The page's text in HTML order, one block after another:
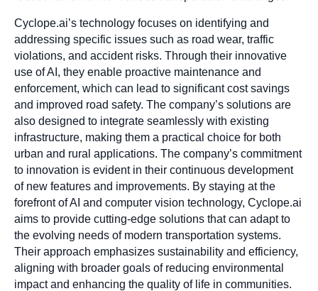
Cyclope.ai’s technology focuses on identifying and
addressing specific issues such as road wear, traffic
violations, and accident risks. Through their innovative
use of AI, they enable proactive maintenance and
enforcement, which can lead to significant cost savings
and improved road safety. The company’s solutions are
also designed to integrate seamlessly with existing
infrastructure, making them a practical choice for both
urban and rural applications. The company’s commitment
to innovation is evident in their continuous development
of new features and improvements. By staying at the
forefront of AI and computer vision technology, Cyclope.ai
aims to provide cutting-edge solutions that can adapt to
the evolving needs of modern transportation systems.
Their approach emphasizes sustainability and efficiency,
aligning with broader goals of reducing environmental
impact and enhancing the quality of life in communities.